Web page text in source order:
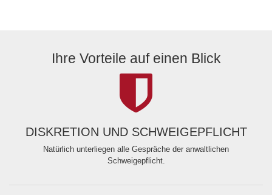
Ihre Vorteile auf einen Blick
DISKRETION UND SCHWEIGEPFLICHT
Natürlich unterliegen alle Gespräche der anwaltlichen
Schweigepflicht.